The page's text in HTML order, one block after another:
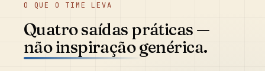
O QUE O TIME LEVA
Quatro saídas práticas —
não inspiração genérica.